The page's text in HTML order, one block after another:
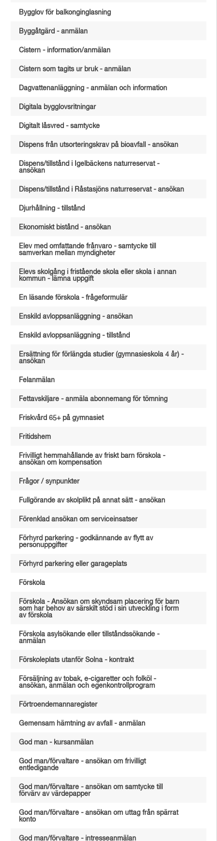
Bygglov för balkonginglasning
Byggåtgärd - anmälan
Cistern - information/anmälan
Cistern som tagits ur bruk - anmälan
Dagvattenanläggning - anmälan och information
Digitala bygglovsritningar
Digitalt låsvred - samtycke
Dispens från utsorteringskrav på bioavfall - ansökan
Dispens/tillstånd i Igelbäckens naturreservat -
ansökan
Dispens/tillstånd i Råstasjöns naturreservat - ansökan
Djurhållning - tillstånd
Ekonomiskt bistånd - ansökan
Elev med omfattande frånvaro - samtycke till
samverkan mellan myndigheter
Elevs skolgång i fristående skola eller skola i annan
kommun - lämna uppgift
En läsande förskola - frågeformulär
Enskild avloppsanläggning - ansökan
Enskild avloppsanläggning - tillstånd
Ersättning för förlängda studier (gymnasieskola 4 år) -
ansökan
Felanmälan
Fettavskiljare - anmäla abonnemang för tömning
Friskvård 65+ på gymnasiet
Fritidshem
Frivilligt hemmahållande av friskt barn förskola -
ansökan om kompensation
Frågor / synpunkter
Fullgörande av skolplikt på annat sätt - ansökan
Förenklad ansökan om serviceinsatser
Förhyrd parkering - godkännande av flytt av
personuppgifter
Förhyrd parkering eller garageplats
Förskola
Förskola - Ansökan om skyndsam placering för barn
som har behov av särskilt stöd i sin utveckling i form
av förskola
Förskola asylsökande eller tillståndssökande -
anmälan
Förskoleplats utanför Solna - kontrakt
Försäljning av tobak, e-cigaretter och folköl -
ansökan, anmälan och egenkontrollprogram
Förtroendemannaregister
Gemensam hämtning av avfall - anmälan
God man - kursanmälan
God man/förvaltare - ansökan om frivilligt
entledigande
God man/förvaltare - ansökan om samtycke till
förvärv av värdepapper
God man/förvaltare - ansökan om uttag från spärrat
konto
God man/förvaltare - intresseanmälan